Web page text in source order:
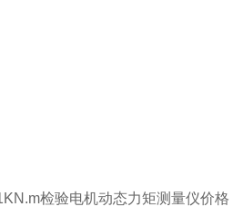
检验电机动态力矩测量仪价格